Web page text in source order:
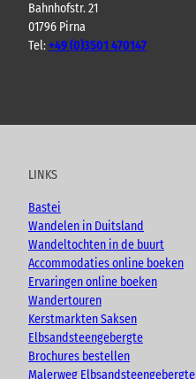
Bahnhofstr. 21
01796 Pirna
Tel:+49 (0)3501 470147
u
e
c
o
k
s
a
m
o
LINKS
Bastei
Wandelen in Duitsland
Wandeltochten in de buurt
Accommodaties online boeken
Ervaringen online boeken
Wandertouren
Kerstmarkten Saksen
Elbsandsteengebergte
Brochures bestellen
Malerweg Elbsandsteengebergte